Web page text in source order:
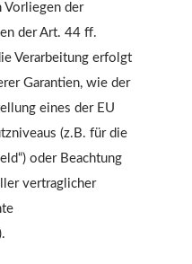
Vorliegen der
der Art. 44 ff.
Verarbeitung erfolgt
Garantien, wie der
eines der EU
(z.B. für die
oder Beachtung
vertraglicher